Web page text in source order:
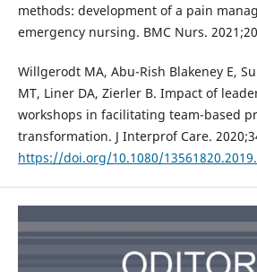
methods: development of a pain
emergency nursing. BMC Nurs.
Willgerodt MA, Abu-Rish Blakeney E,
MT, Liner DA, Zierler B. Impact of
workshops in facilitating team-based
transformation. J Interprof Care.
https://doi.org/10.1080/